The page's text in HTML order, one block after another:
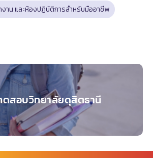
าน และห้องปฏิบัติการสำหรับมืออาชีพ​
สอบวิทยาลัยดุสิตธานี